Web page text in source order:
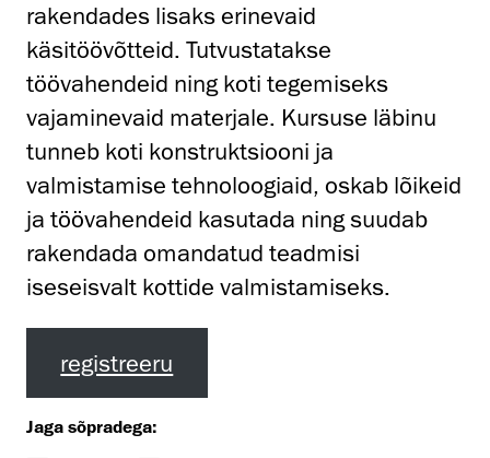
rakendades lisaks erinevaid
käsitöövõtteid. Tutvustatakse
töövahendeid ning koti tegemiseks
vajaminevaid materjale. Kursuse läbinu
tunneb koti konstruktsiooni ja
valmistamise tehnoloogiaid, oskab lõikeid
ja töövahendeid kasutada ning suudab
rakendada omandatud teadmisi
iseseisvalt kottide valmistamiseks.
registreeru
Jaga sõpradega: